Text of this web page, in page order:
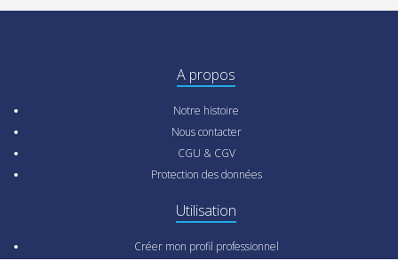
A propos
Notre histoire
Nous contacter
CGU & CGV
Protection des données
Utilisation
Créer mon profil professionnel